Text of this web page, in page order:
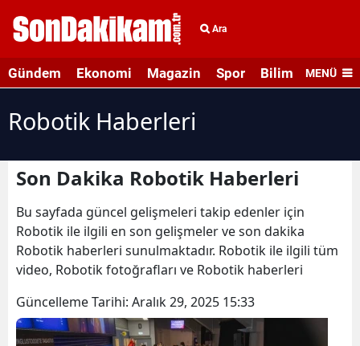
Ara
Gündem Ekonomi Magazin Spor Bilim veMENÜ
Robotik Haberleri
Son Dakika Robotik Haberleri
Bu sayfada güncel gelişmeleri takip edenler için
Robotik ile ilgili en son gelişmeler ve son dakika
Robotik haberleri sunulmaktadır. Robotik ile ilgili tüm
video, Robotik fotoğrafları ve Robotik haberleri
Güncelleme Tarihi: Aralık 29, 2025 15:33